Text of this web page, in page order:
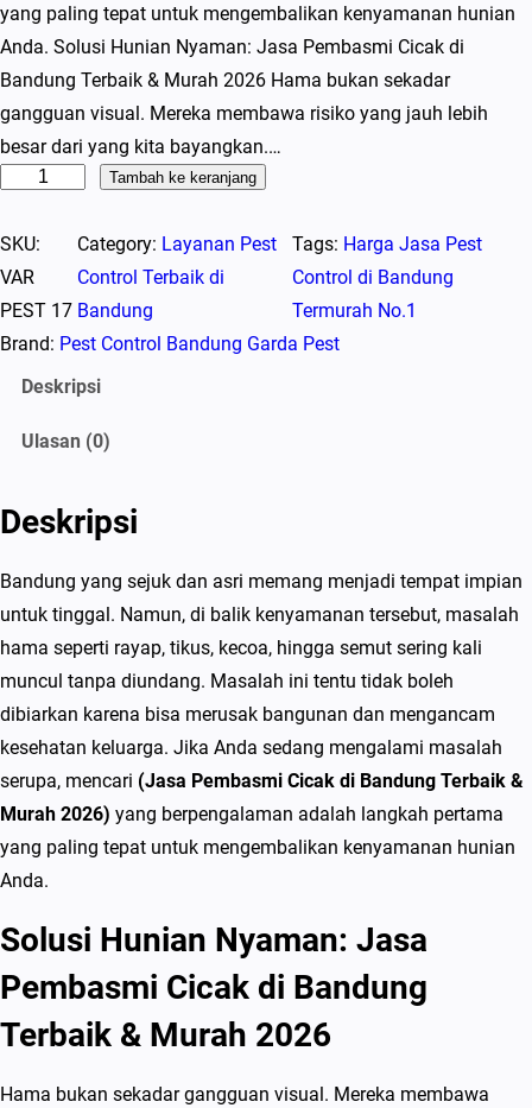
yang paling tepat untuk mengembalikan kenyamanan hunian
Anda. Solusi Hunian Nyaman: Jasa Pembasmi Cicak di
Bandung Terbaik & Murah 2026 Hama bukan sekadar
gangguan visual. Mereka membawa risiko yang jauh lebih
besar dari yang kita bayangkan.…
a
n
t
i
a
a
P
e
m
b
a
s
m
i
C
c
a
d
Tambah ke keranjang
SKU:
VAR
PEST 17
Category: Layanan Pest
Control Terbaik di
Bandung
Tags: Harga Jasa Pest
Control di Bandung
Termurah No.1
Brand: Pest Control Bandung Garda Pest
Deskripsi
Ulasan (0)
Deskripsi
Bandung yang sejuk dan asri memang menjadi tempat impian
untuk tinggal. Namun, di balik kenyamanan tersebut, masalah
hama seperti rayap, tikus, kecoa, hingga semut sering kali
muncul tanpa diundang. Masalah ini tentu tidak boleh
dibiarkan karena bisa merusak bangunan dan mengancam
kesehatan keluarga. Jika Anda sedang mengalami masalah
serupa, mencari (Jasa Pembasmi Cicak di Bandung Terbaik &
Murah 2026) yang berpengalaman adalah langkah pertama
yang paling tepat untuk mengembalikan kenyamanan hunian
Anda.
Solusi Hunian Nyaman: Jasa
Pembasmi Cicak di Bandung
Terbaik & Murah 2026
Hama bukan sekadar gangguan visual. Mereka membawa